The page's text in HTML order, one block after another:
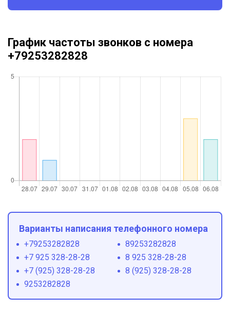
График частоты звонков с номера
+79253282828
Варианты написания телефонного номера
+79253282828
89253282828
+7 925 328-28-28
8 925 328-28-28
+7 (925) 328-28-28
8 (925) 328-28-28
9253282828